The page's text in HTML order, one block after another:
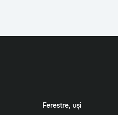
Ferestre, uși